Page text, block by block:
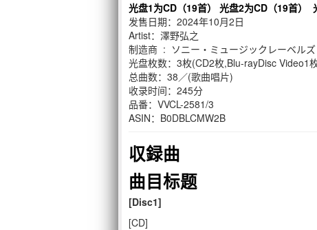
光盘1为CD（19首） 光盘2为CD（19首）
发售日期：2024年10月2日
Artist：澤野弘之
制造商 ‏ : ‎ ソニー・ミュージックレーベルズ
光盘枚数：3枚(CD2枚,Blu-rayDisc Video1
总曲数：38／(歌曲唱片)
收录时间：245分
品番：VVCL-2581/3
ASIN：B0DBLCMW2B
収録曲
曲目标题
[Disc1]
[CD]